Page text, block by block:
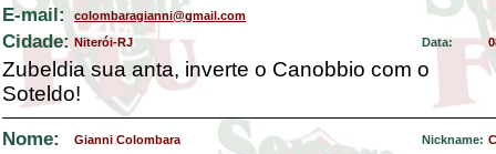
E-mail: colombaragianni@gmail.com
Cidade: Niterói-RJ Data:
Zubeldia sua anta, inverte o Canobbio com o
Soteldo!
Nome: Gianni Colombara Nickname: